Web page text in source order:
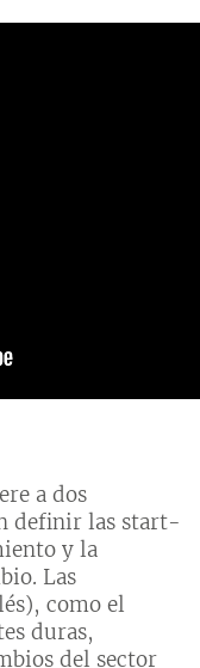
a dos
definir las start-
y la
Las
como el
duras,
del sector